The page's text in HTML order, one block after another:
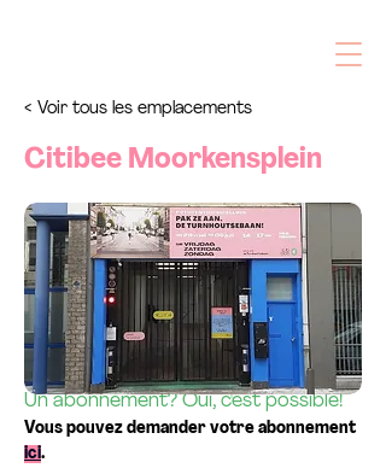
< Voir tous les emplacements
Citibee Moorkensplein
Stationnement courte durée
disponible? Oui!
Les réservations peuvent être faites ici
Un abonnement? Oui, c'est possible!
Vous pouvez demander votre abonnement
ici.